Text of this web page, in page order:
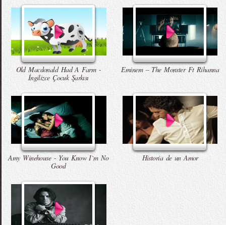
Old Macdonald Had A Farm -
İngilizce Çocuk Şarkısı
Eminem – The Monster Ft Rihanna
Amy Winehouse - You Know I`m No
Good
Historia de un Amor